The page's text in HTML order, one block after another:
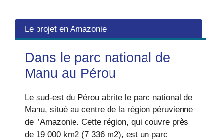
Le projet en Amazonie
Dans le parc national de
Manu au Pérou
Le sud-est du Pérou abrite le parc national de
Manu, situé au centre de la région péruvienne
de l’Amazonie. Cette région, qui couvre près
de 19 000 km2 (7 336 m2), est un parc